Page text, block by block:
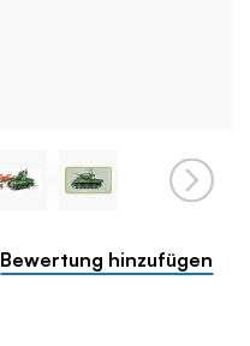
Bewertung hinzufügen